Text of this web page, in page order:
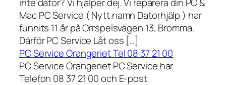
inte dator? Vi hjälper dej. Vi reparera din PC &
Mac PC Service ( Nytt namn Datorhjälp ) har
funnits 11 år på Orrspelsvägen 13, Bromma.
Därför PC Service Låt oss […]
PC Service Orangeriet Tel 08 37 21 00
PC Service Orangeriet PC Service har
Telefon 08 37 21 00 och E-post